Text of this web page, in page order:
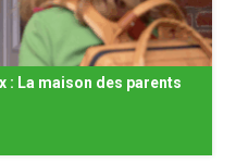
attendaient
social {...}
La maison des parents